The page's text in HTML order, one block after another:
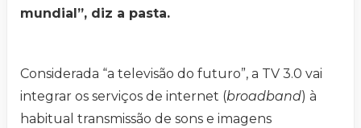
mundial”, diz a pasta.
Considerada “a televisão do futuro”, a TV 3.0 vai
integrar os serviços de internet (broadband) à
habitual transmissão de sons e imagens